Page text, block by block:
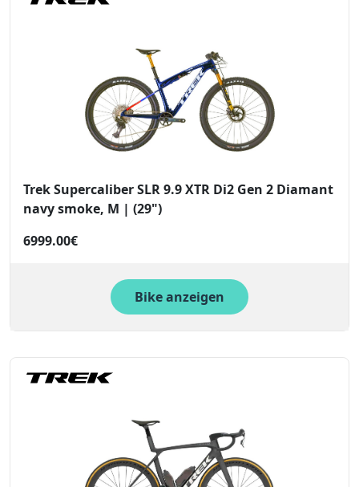
Trek Supercaliber SLR 9.9 XTR Di2 Gen 2 Diamant
navy smoke, M | (29")
6999.00€
Bike anzeigen